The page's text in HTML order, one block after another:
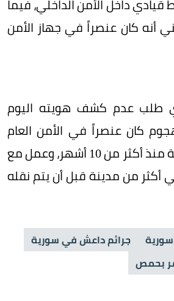
قيادي داخل الأمن الداخلي، فيما
أنه كان عنصراً في جهاز الأمن
طلب عدم كشف هويته اليوم
كان عنصراً في الأمن العام
التابع لوزارة الداخلية منذ أكثر من 10 أشهر، وعمل مع
أكثر من مدينة قبل أن يتم نقله
جرائم داعش في سورية
بحمص